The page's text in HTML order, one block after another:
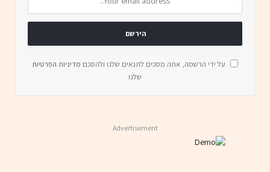
על ידי הרשמה, אתה מסכים לתנאים שלנו ולהסכם מדיניות הפרטיות
שלנו
Advertisement